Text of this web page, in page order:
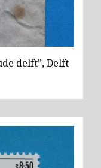
delft”, Delft